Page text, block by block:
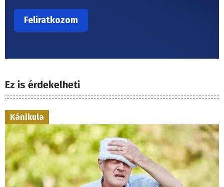
Ez is érdekelheti
Kánikula